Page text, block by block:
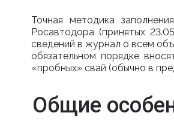
Точная методика
Росавтодора (принятых
сведений в журнал о всем
обязательном порядке
«пробных» свай (обычно в
Общие